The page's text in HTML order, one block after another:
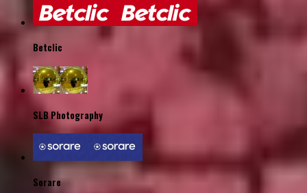
Betclic
SLB Photography
Sorare